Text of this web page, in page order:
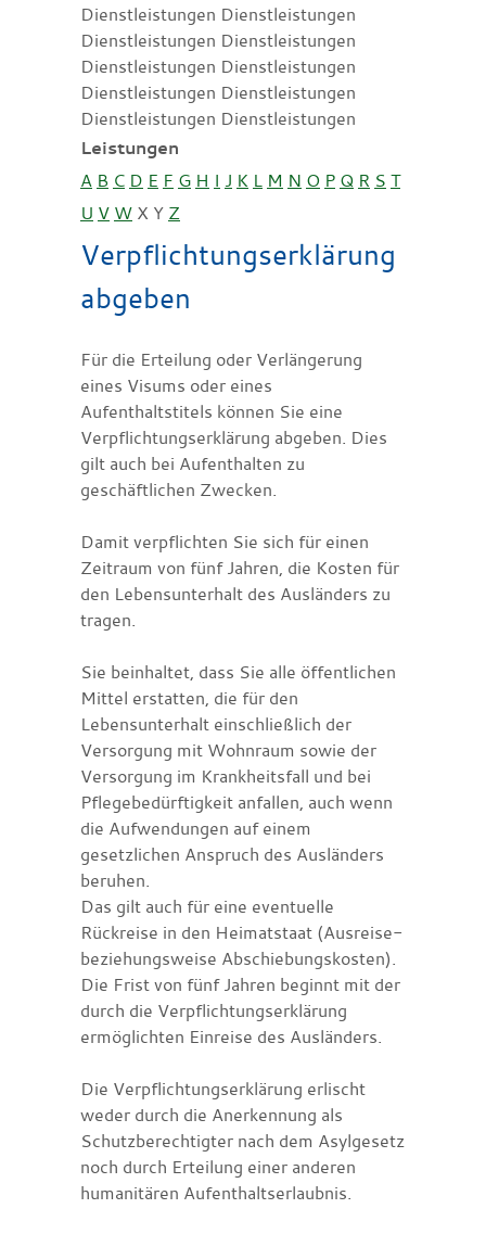
Dienstleistungen Dienstleistungen
Dienstleistungen Dienstleistungen
Dienstleistungen Dienstleistungen
Dienstleistungen Dienstleistungen
Dienstleistungen Dienstleistungen
Leistungen
A B C D E F G H I J K L M N O P Q R S T
U V W X Y Z
Verpflichtungserklärung
abgeben
Für die Erteilung oder Verlängerung
eines Visums oder eines
Aufenthaltstitels können Sie eine
Verpflichtungserklärung abgeben. Dies
gilt auch bei Aufenthalten zu
geschäftlichen Zwecken.
Damit verpflichten Sie sich für einen
Zeitraum von fünf Jahren, die Kosten für
den Lebensunterhalt des Ausländers zu
tragen.
Sie beinhaltet, dass Sie alle öffentlichen
Mittel erstatten, die für den
Lebensunterhalt einschließlich der
Versorgung mit Wohnraum sowie der
Versorgung im Krankheitsfall und bei
Pflegebedürftigkeit anfallen, auch wenn
die Aufwendungen auf einem
gesetzlichen Anspruch des Ausländers
beruhen.
Das gilt auch für eine eventuelle
Rückreise in den Heimatstaat (Ausreise-
beziehungsweise Abschiebungskosten).
Die Frist von fünf Jahren beginnt mit der
durch die Verpflichtungserklärung
ermöglichten Einreise des Ausländers.
Die Verpflichtungserklärung erlischt
weder durch die Anerkennung als
Schutzberechtigter nach dem Asylgesetz
noch durch Erteilung einer anderen
humanitären Aufenthaltserlaubnis.